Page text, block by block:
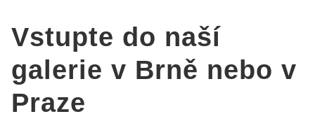
Vstupte do naší
galerie v Brně nebo v
Praze